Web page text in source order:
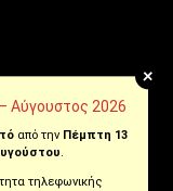
+
Αύγουστος 2026
από την Πέμπτη 13
.
τηλεφωνικής